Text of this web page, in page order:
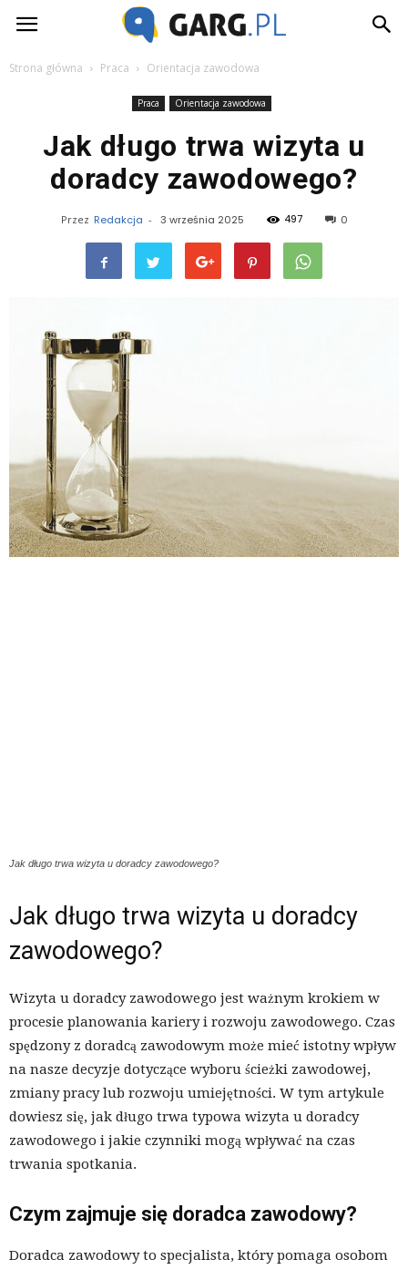
Garg.pl
Strona główna Praca Orientacja zawodowa
Praca Orientacja zawodowa
Jak długo trwa wizyta u
doradcy zawodowego?
Przez Redakcja - 3 września 2025 497 0
Jak długo trwa wizyta u doradcy zawodowego?
Jak długo trwa wizyta u doradcy
zawodowego?
Wizyta u doradcy zawodowego jest ważnym krokiem w
procesie planowania kariery i rozwoju zawodowego. Czas
spędzony z doradcą zawodowym może mieć istotny wpływ
na nasze decyzje dotyczące wyboru ścieżki zawodowej,
zmiany pracy lub rozwoju umiejętności. W tym artykule
dowiesz się, jak długo trwa typowa wizyta u doradcy
zawodowego i jakie czynniki mogą wpływać na czas
trwania spotkania.
Czym zajmuje się doradca zawodowy?
Doradca zawodowy to specjalista, który pomaga osobom